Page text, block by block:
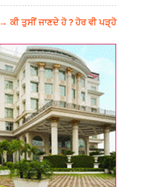
→ ਕੀ ਤੁਸੀਂ ਜਾਣਦੇ ਹੋ ? ਹੋਰ ਵੀ ਪੜ੍ਹੋ